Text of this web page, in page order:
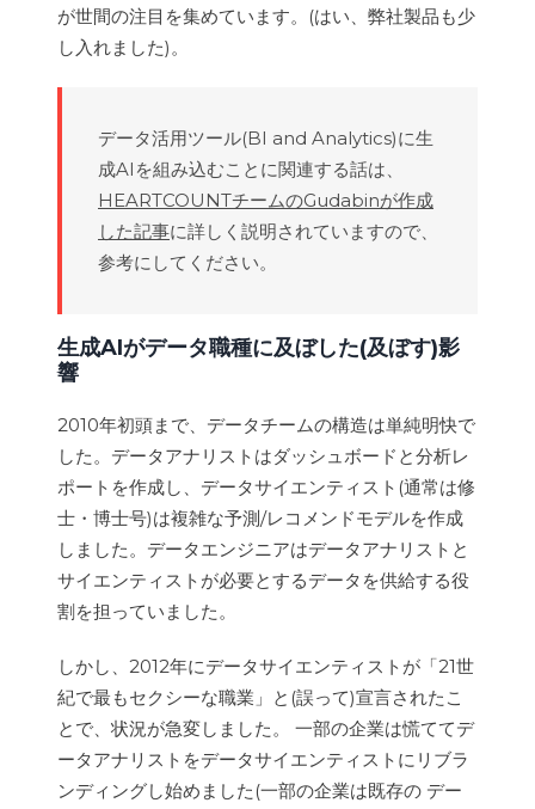
が世間の注目を集めています。(はい、弊社製品も少
し入れました)。
データ活用ツール(BI and Analytics)に生
成AIを組み込むことに関連する話は、
HEARTCOUNTチームのGudabinが作成
した記事に詳しく説明されていますので、
参考にしてください。
生成AIがデータ職種に及ぼした(及ぼす)影
響
2010年初頭まで、データチームの構造は単純明快で
した。データアナリストはダッシュボードと分析レ
ポートを作成し、データサイエンティスト(通常は修
士・博士号)は複雑な予測/レコメンドモデルを作成
しました。データエンジニアはデータアナリストと
サイエンティストが必要とするデータを供給する役
割を担っていました。
しかし、2012年にデータサイエンティストが「21世
紀で最もセクシーな職業」と(誤って)宣言されたこ
とで、状況が急変しました。 一部の企業は慌ててデ
ータアナリストをデータサイエンティストにリブラ
ンディングし始めました(一部の企業は既存の デー